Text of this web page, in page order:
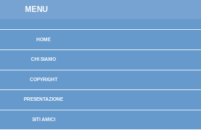
MENU
HOME
CHI SIAMO
COPYRIGHT
PRESENTAZIONE
SITI AMICI